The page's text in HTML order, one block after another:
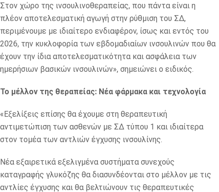
Στον χώρο της ινσουλινοθεραπείας, που πάντα είναι η
πλέον αποτελεσματική αγωγή στην ρύθμιση του ΣΔ,
περιμένουμε με ιδιαίτερο ενδιαφέρον, ίσως και εντός του
2026, την κυκλοφορία των εβδομαδιαίων ινσουλινών που θα
έχουν την ίδια αποτελεσματικότητα και ασφάλεια των
ημερήσιων βασικών ινσουλινών», σημειώνει ο ειδικός.
Το μέλλον της θεραπείας: Νέα φάρμακα και τεχνολογία
«Εξελίξεις επίσης θα έχουμε στη θεραπευτική
αντιμετώπιση των ασθενών με ΣΔ τύπου 1 και ιδιαίτερα
στον τομέα των αντλιών έγχυσης ινσουλίνης.
Νέα εξαιρετικά εξελιγμένα συστήματα συνεχούς
καταγραφής γλυκόζης θα διασυνδέονται στο μέλλον με τις
αντλίες έγχυσης και θα βελτιώνουν τις θεραπευτικές